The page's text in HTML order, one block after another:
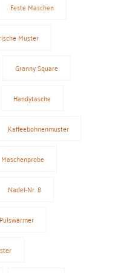
Feste Maschen
Muster
Granny Square
Handytasche
Kaffeebohnenmuster
Maschenprobe
Nadel-Nr. 8
Pulswärmer